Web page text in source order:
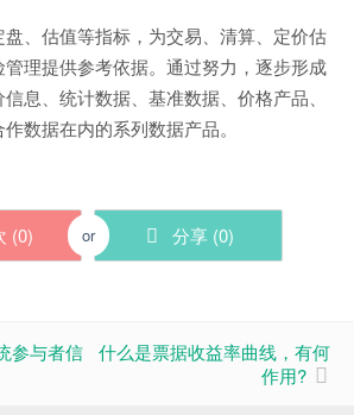
、估值等指标，为交易、清算、定价估
理提供参考依据。通过努力，逐步形成
息、统计数据、基准数据、价格产品、
数据在内的系列数据产品。
(0) or 分享 (0)
参与者信
什么是票据收益率曲线，有何
作用?